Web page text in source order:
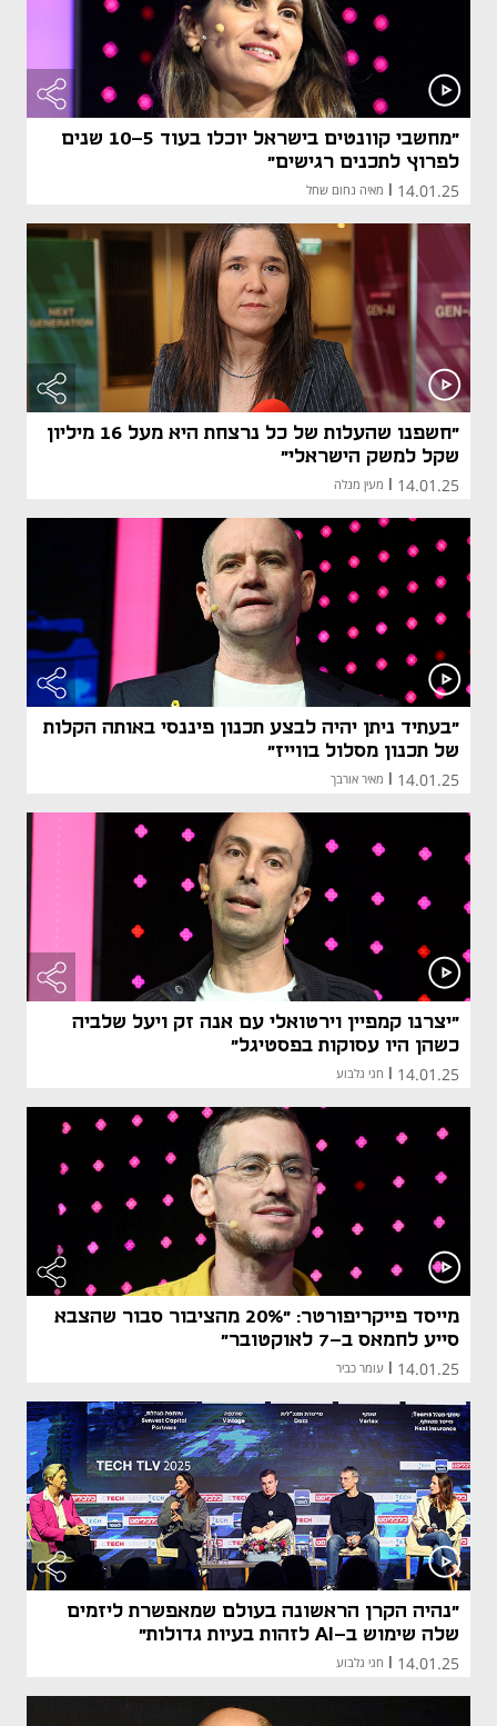
"מחשבי קוונטים בישראל יוכלו בעוד 10-5 שנים
לפרוץ לתכנים רגישים"
14.01.25 מאיה נחום שחל
"חשפנו שהעלות של כל נרצחת היא מעל 16 מיליון
שקל למשק הישראלי"
14.01.25 מעין מנלה
"בעתיד ניתן יהיה לבצע תכנון פיננסי באותה הקלות
של תכנון מסלול בווייז"
14.01.25 מאיר אורבך
"יצרנו קמפיין וירטואלי עם אנה זק ויעל שלביה
כשהן היו עסוקות בפסטיגל"
14.01.25 חגי גלבוע
מייסד פייקריפורטר: "20% מהציבור סבור שהצבא
סייע לחמאס ב-7 לאוקטובר"
14.01.25 עומר כביר
"נהיה הקרן הראשונה בעולם שמאפשרת ליזמים
שלה שימוש ב-AI לזהות בעיות גדולות"
14.01.25
| חגי גלבוע